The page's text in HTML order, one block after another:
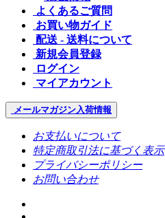
よくあるご質問
お買い物ガイド
配送 - 送料について
新規会員登録
ログイン
マイアカウント
メールマガジン入荷情報
お支払いについて
特定商取引法に基づく表示
プライバシーポリシー
お問い合わせ